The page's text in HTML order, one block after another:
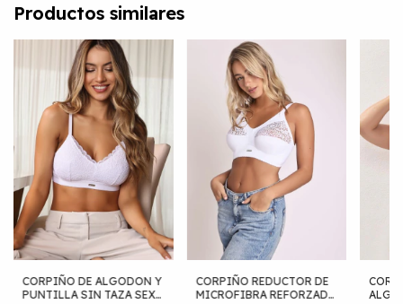
Productos similares
CORPIÑO DE ALGODON Y
PUNTILLA SIN TAZA SEXY
CORPIÑO REDUCTOR DE
MICROFIBRA REFORZADO